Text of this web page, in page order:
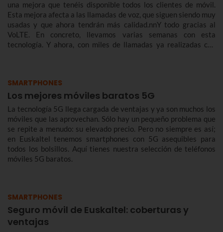
una mejora que tenéis disponible todos los clientes de móvil.
Esta mejora afecta a las llamadas de voz, que siguen siendo muy
usadas y que ahora tendrán más calidad.nnY todo gracias al
VoLTE. En concreto, llevamos varias semanas con esta
tecnología. Y ahora, con miles de llamadas ya realizadas con
SMARTPHONES
Los mejores móviles baratos 5G
La tecnología 5G llega cargada de ventajas y ya son muchos los
móviles que las aprovechan. Sólo hay un pequeño problema que
se repite a menudo: su elevado precio. Pero no siempre es así;
en Euskaltel tenemos smartphones con 5G asequibles para
todos los bolsillos. Aquí tienes nuestra selección de teléfonos
móviles 5G baratos.
SMARTPHONES
Seguro móvil de Euskaltel: coberturas y
ventajas